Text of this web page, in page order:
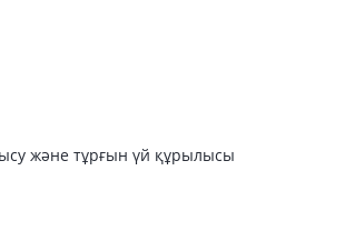
және тұрғын үй құрылысы